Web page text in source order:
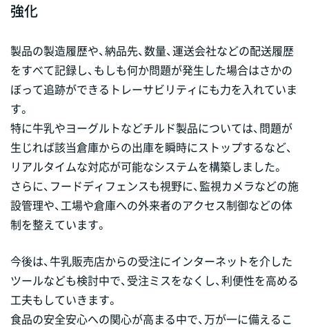
強化
製品の製造履歴や、納品先、数量、運送会社などの配送履歴
をすべて記録し、もしも何か問題が発生した場合はさかの
ぼって追跡ができるトレーサビリティにも力を入れていま
す。
特に牛乳やヨーグルトなどチルド製品については、問題が
生じれば該当倉庫からの出庫を瞬時にストップするなど、
リアルタイムな対応が可能なシステムを構築しました。
さらに、フードディフェンスも視野に、監視カメラなどの施
設管理や、工場や倉庫への外来者のアクセス制御などの体
制を整えています。
今後は、牛乳販売店からの受注にインターネットを介した
ツールなども検討中で、受注ミスをなくし、利便性を高める
工夫もしていきます。
食品の安全安心への関心が高まる中で、万が一に備えるこ